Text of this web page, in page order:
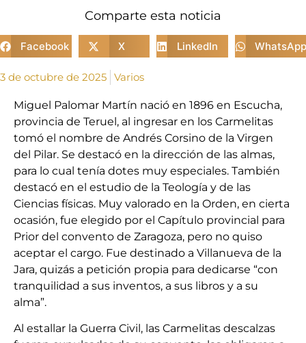
Comparte esta noticia
Facebook X LinkedIn WhatsApp
3 de octubre de 2025 Varios
Miguel Palomar Martín nació en 1896 en Escucha,
provincia de Teruel, al ingresar en los Carmelitas
tomó el nombre de Andrés Corsino de la Virgen
del Pilar. Se destacó en la dirección de las almas,
para lo cual tenía dotes muy especiales. También
destacó en el estudio de la Teología y de las
Ciencias físicas. Muy valorado en la Orden, en cierta
ocasión, fue elegido por el Capítulo provincial para
Prior del convento de Zaragoza, pero no quiso
aceptar el cargo. Fue destinado a Villanueva de la
Jara, quizás a petición propia para dedicarse “con
tranquilidad a sus inventos, a sus libros y a su
alma”.
Al estallar la Guerra Civil, las Carmelitas descalzas